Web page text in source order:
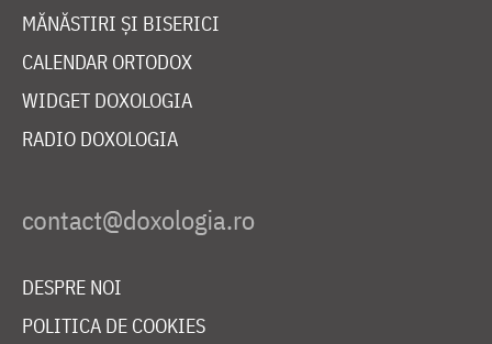
MĂNĂSTIRI ȘI BISERICI
CALENDAR ORTODOX
WIDGET DOXOLOGIA
RADIO DOXOLOGIA
DESPRE NOI
POLITICA DE COOKIES